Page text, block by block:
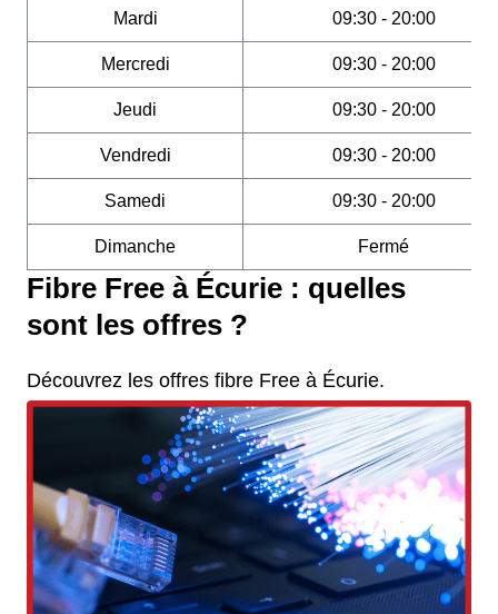
Mardi 09:30 - 20:00
Mercredi 09:30 - 20:00
Jeudi 09:30 - 20:00
Vendredi 09:30 - 20:00
Samedi 09:30 - 20:00
Dimanche Fermé
Fibre Free à Écurie : quelles
sont les offres ?
Découvrez les offres fibre Free à Écurie.